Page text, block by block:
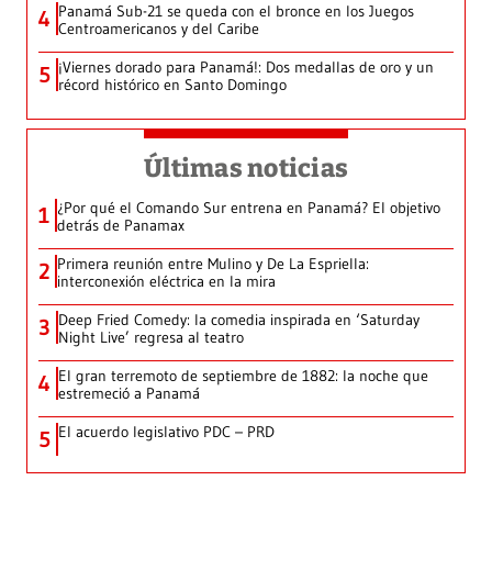
4 Panamá Sub-21 se queda con el bronce en los Juegos
Centroamericanos y del Caribe
5 ¡Viernes dorado para Panamá!: Dos medallas de oro y un
récord histórico en Santo Domingo
Últimas noticias
1 ¿Por qué el Comando Sur entrena en Panamá? El objetivo
detrás de Panamax
2 Primera reunión entre Mulino y De La Espriella:
interconexión eléctrica en la mira
3 Deep Fried Comedy: la comedia inspirada en ‘Saturday
Night Live’ regresa al teatro
4 El gran terremoto de septiembre de 1882: la noche que
estremeció a Panamá
5 El acuerdo legislativo PDC – PRD